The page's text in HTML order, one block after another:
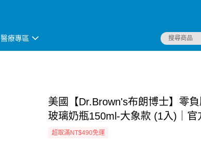
醫療專區
美國【Dr.Brown's布朗博士】零
玻璃奶瓶150ml-大象款 (1入)｜官
超取滿NT$490免運